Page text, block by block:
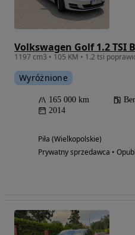
Volkswagen Golf 1.2 TSI
Wyróżnione
165 000 km
2014
Piła (Wielkopolskie)
Prywatny sprzedawca •